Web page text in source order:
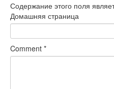
Содержание этого поля
Домашняя страница
Comment *